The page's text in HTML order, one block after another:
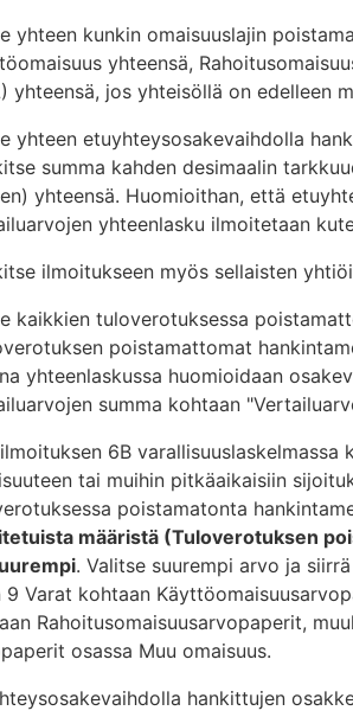
yhteen kunkin omaisuuslajin
yhteensä,
yhteensä, jos yhteisöllä on edelleen
yhteen etuyhteysosakevaihdolla
summa kahden desimaalin
yhteensä. Huomioithan, että
yhteenlasku ilmoitetaan
ilmoitukseen myös sellaisten
kaikkien tuloverotuksessa
poistamattomat
yhteenlaskussa huomioidaan
summa kohtaan
6B
tai muihin pitkäaikaisiin
poistamatonta
määristä (Tuloverotuksen
. Valitse suurempi arvo ja
9 Varat kohtaan
Rahoitusomaisuusarvopaperit,
osassa Muu omaisuus.
hankittujen